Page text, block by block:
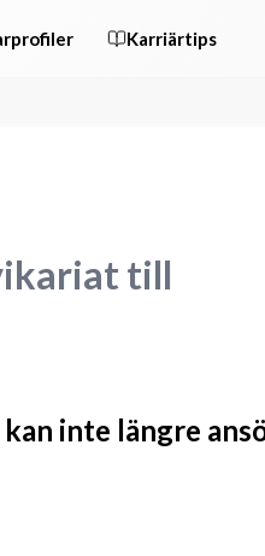
Karriärtips
till
inte längre